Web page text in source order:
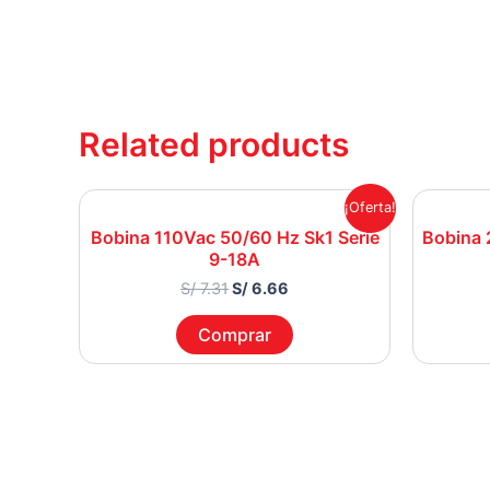
Related products
¡Oferta!
Bobina 110Vac 50/60 Hz Sk1 Serie
9-18A
S/7.31
was:
S/ 7.31.
S/6.66
Current
is:
Comprar
Bobina